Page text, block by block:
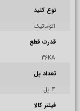
نوع کلید
اتوماتیک
قدرت قطع
36KA
تعداد پل
4 پل
فیلتر کالا